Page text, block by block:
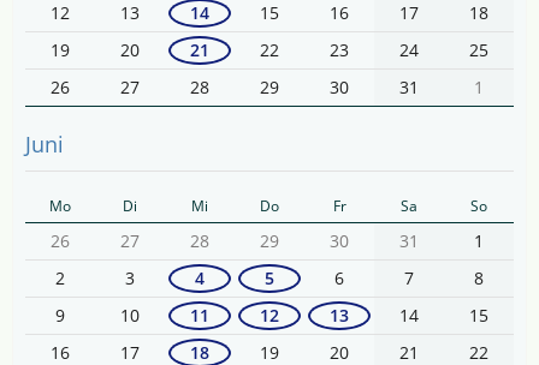
12
13 14 15 16 17
18
19
20 21 22 23 24
25
26
27 28 29 30 31 1
Juni
Mo Di Mi Do Fr Sa So
26 27 28 29 30 31
1
2
3 4 5 6 7
8
9
10 11 12 13 14
15
16
17 18 19 20 21
22